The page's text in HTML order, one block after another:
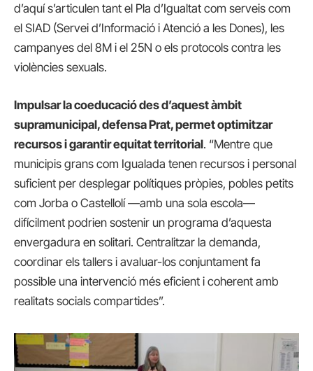
d’aquí s’articulen tant el Pla d’Igualtat com serveis com
el SIAD (Servei d’Informació i Atenció a les Dones), les
campanyes del 8M i el 25N o els protocols contra les
violències sexuals.
Impulsar la coeducació des d’aquest àmbit
supramunicipal, defensa Prat, permet optimitzar
recursos i garantir equitat territorial. “Mentre que
municipis grans com Igualada tenen recursos i personal
suficient per desplegar polítiques pròpies, pobles petits
com Jorba o Castellolí —amb una sola escola—
difícilment podrien sostenir un programa d’aquesta
envergadura en solitari. Centralitzar la demanda,
coordinar els tallers i avaluar-los conjuntament fa
possible una intervenció més eficient i coherent amb
realitats socials compartides”.